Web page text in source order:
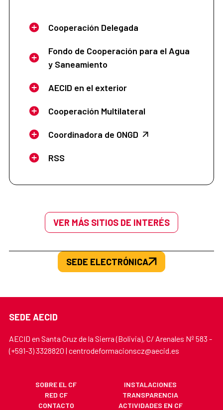
Cooperación Delegada
Fondo de Cooperación para el Agua
y Saneamiento
AECID en el exterior
Cooperación Multilateral
Coordinadora de ONGD
RSS
VER MÁS SITIOS DE INTERÉS
SEDE ELECTRÓNICA
SEDE AECID
AECID en Santa Cruz de la Sierra (Bolivia), C/ Arenales Nº 583 -
(+591-3) 3328820 | centrodeformacionscz@aecid.es
SOBRE EL CF
INSTALACIONES
RED CF
TRANSPARENCIA
CONTACTO
ACTIVIDADES EN CF